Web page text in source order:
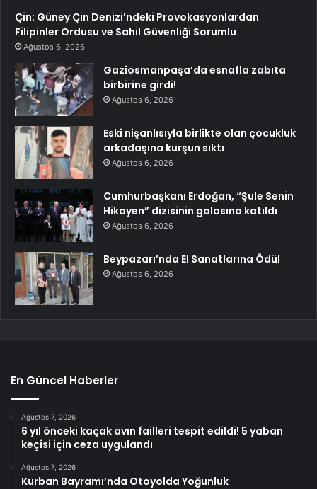
Çin: Güney Çin Denizi’ndeki Provokasyonlardan
Filipinler Ordusu ve Sahil Güvenliği Sorumlu
Ağustos 6, 2026
Gaziosmanpaşa’da esnafla zabıta
birbirine girdi!
Ağustos 6, 2026
Eski nişanlısıyla birlikte olan çocukluk
arkadaşına kurşun sıktı
Ağustos 6, 2026
Cumhurbaşkanı Erdoğan, “Şule Senin
Hikayen” dizisinin galasına katıldı
Ağustos 6, 2026
Beypazarı’nda El Sanatlarına Ödül
Ağustos 6, 2026
En Güncel Haberler
Ağustos 7, 2026
6 yıl önceki kaçak avın failleri tespit edildi! 5 yaban
keçisi için ceza uygulandı
Ağustos 7, 2026
Kurban Bayramı’nda Otoyolda Yoğunluk